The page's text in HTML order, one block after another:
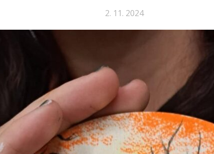
2. 11. 2024